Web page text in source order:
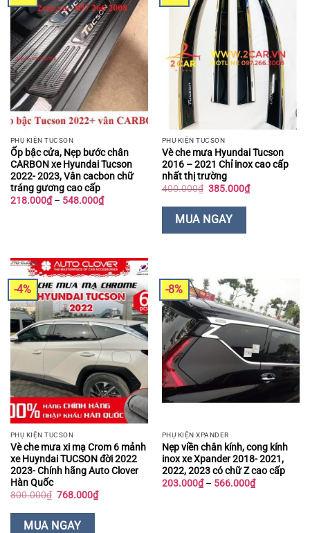
PHỤ KIỆN TUCSON
Ốp bậc cửa, Nẹp bước chân
CARBON xe Hyundai Tucson
2022- 2023, Vân cacbon chữ
tráng gương cao cấp
218.000₫ – 548.000₫Khoảng
giá:
PHỤ KIỆN TUCSON
Vè che mưa Hyundai Tucson
2016 – 2021 Chỉ inox cao cấp
nhất thị trường
400.000₫ Giá
là:
400.000₫.
385.000₫Giá
hiện
MUA NGAY
-4%
PHỤ KIỆN TUCSON
Vè che mưa xi mạ Crom 6 mảnh
xe Huyndai TUCSON đời 2022
2023- Chính hãng Auto Clover
Hàn Quốc
800.000₫ Giá
là:
800.000₫.
768.000₫Giá
hiện
MUA NGAY
-8%
PHỤ KIỆN XPANDER
Nẹp viền chân kính, cong kính
inox xe Xpander 2018- 2021,
2022, 2023 có chữ Z cao cấp
203.000₫ – 566.000₫Khoảng
giá: